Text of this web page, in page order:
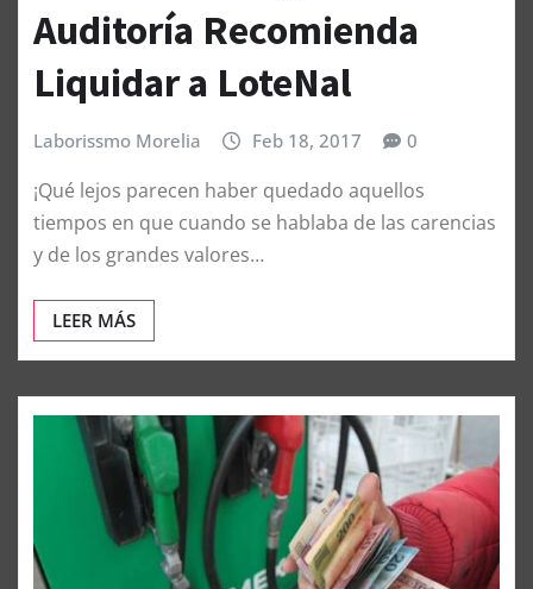
Auditoría Recomienda
Liquidar a LoteNal
Laborissmo Morelia Feb 18, 2017 0
¡Qué lejos parecen haber quedado aquellos
tiempos en que cuando se hablaba de las carencias
y de los grandes valores…
LEER MÁS